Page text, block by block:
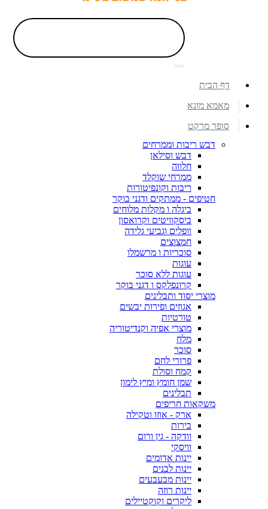
דף הבית
מאמא מונא
סופר מרקט
דבש ריבות וממרחים
דבש וסילאן
חלווה
ממרחי שוקלד
ריבות וקונפיטורות
חטיפים - ממתקים ודגני בוקר
ביגלה ו מקלות מלוחים
ביסקוויטים וקרואסון
וופלים וגביעי גלידה
חמצוצים
סוכריות ו מרשמלו
עוגות
עוגות ללא סוכר
קרונפלקס ו דגני בוקר
מוצרי יסוד ותבלינים
אגוזים ופירות יבשים
טורטיות
מוצרי אפיה וקנדיטוריה
מלח
סוכר
פרורי לחם
קמח וסולת
שמן חומץ ומיץ לימון
תבלינים
משקאות חריפים
ארק - אוזו וטקילה
בירות
וודקה - גין ורום
וויסקי
יינות אדומים
יינות לבנים
יינות מבעבעים
יינות רוזה
ליקרים וקוקטיילים